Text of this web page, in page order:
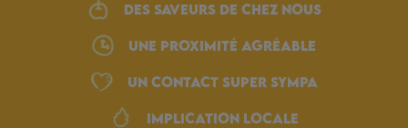
Des saveurs de chez nous
une proximité agréable
Un Contact Super Sympa
Implication locale